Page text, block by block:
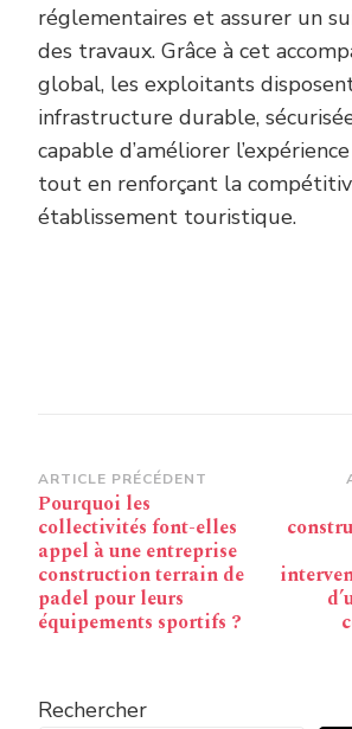
réglementaires et assurer un
des travaux. Grâce à cet
global, les exploitants
infrastructure durable,
capable d’améliorer
tout en renforçant la
établissement touristique.
Navigation
d’article
ARTICLE PRÉCÉDENT
Pourquoi les
collectivités font-elles
appel à une entreprise
construction terrain de
padel pour leurs
équipements sportifs ?
Rechercher